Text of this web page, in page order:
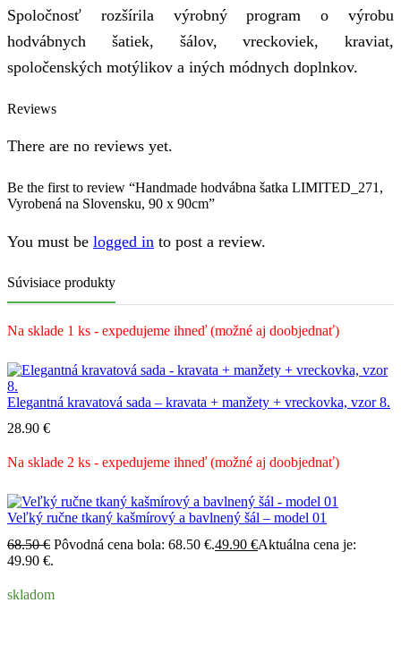
Spoločnosť rozšírila výrobný program o výrobu
hodvábnych šatiek, šálov, vreckoviek, kraviat,
spoločenských motýlikov a iných módnych doplnkov.
Reviews
There are no reviews yet.
Be the first to review “Handmade hodvábna šatka LIMITED_271,
Vyrobená na Slovensku, 90 x 90cm”
You must be logged in to post a review.
Súvisiace produkty
Na sklade 1 ks - expedujeme ihneď (možné aj doobjednať)
Elegantná kravatová sada – kravata + manžety + vreckovka, vzor 8.
28.90 €
Na sklade 2 ks - expedujeme ihneď (možné aj doobjednať)
Veľký ručne tkaný kašmírový a bavlnený šál – model 01
68.50€ Pôvodná cena bola: 68.50 €.49.90 €Aktuálna cena je:
49.90 €.
skladom